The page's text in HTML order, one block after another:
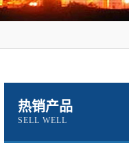
热销产品
SELL WELL